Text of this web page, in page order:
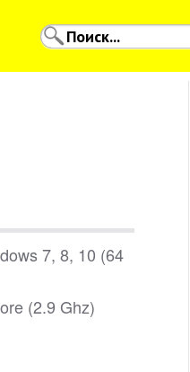
7, 8, 10 (64
(2.9 Ghz)